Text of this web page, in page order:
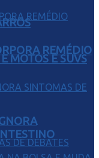
MOTOS E SUVS
REMÉDIO